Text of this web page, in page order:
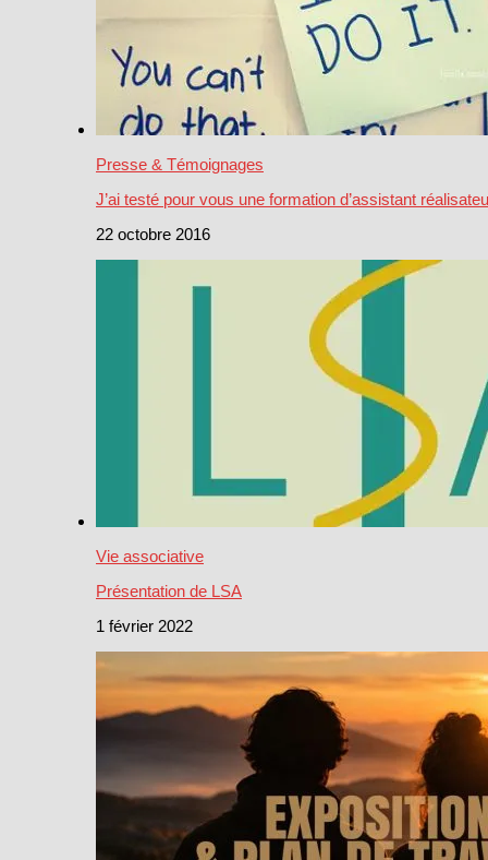
Presse & Témoignages
J’ai testé pour vous une formation d’assistant
22 octobre 2016
Vie associative
Présentation de LSA
1 février 2022